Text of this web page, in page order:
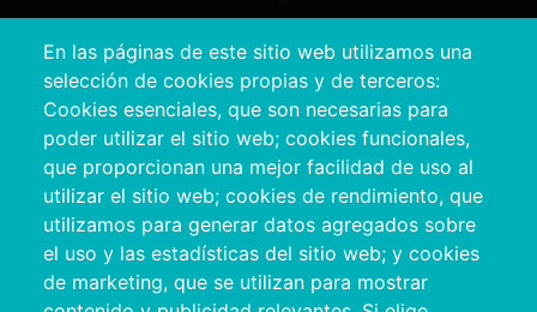
En las páginas de este sitio web utilizamos una
selección de cookies propias y de terceros:
Cookies esenciales, que son necesarias para
poder utilizar el sitio web; cookies funcionales,
que proporcionan una mejor facilidad de uso al
utilizar el sitio web; cookies de rendimiento, que
utilizamos para generar datos agregados sobre
el uso y las estadísticas del sitio web; y cookies
de marketing, que se utilizan para mostrar
Pazo Deputación Provincial. Avda. Montero Ríos, s/n - 36071
Pontevedra
+34 986 804 100 | +34 986 804 124